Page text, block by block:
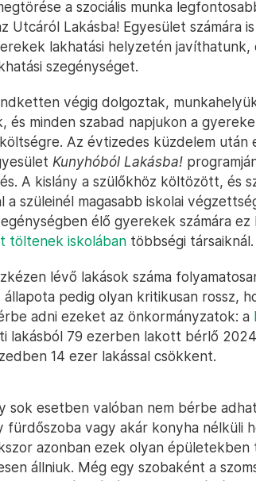
a szociális munka
Utcáról Lakásba! Egyesület számára
lakhatási helyzetén
szegénységet.
végig dolgoztak,
és minden szabad napjukon a
Az évtizedes küzdelem után
Kunyhóból Lakásba!
A kislány a szülőkhöz költözött, és
a szüleinél magasabb iskolai
élő gyerekek számára ez
töltenek iskolában többségi társaiknál.
lévő lakások száma
állapota pedig olyan kritikusan rossz,
adni ezeket az önkormányzatok: a
lakásból 79 ezerben lakott bérlő
14 ezer lakással csökkent.
sok esetben valóban nem bérbe
fürdőszoba vagy akár konyha nélküli
azonban ezek olyan épületekben
állniuk. Még egy szobaként a